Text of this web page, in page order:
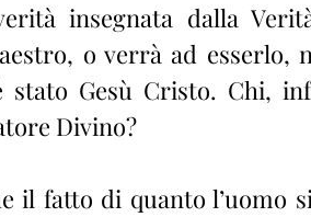
insegnata dalla
o verrà ad esserlo,
stato Gesù Cristo. Chi,
Divino?
il fatto di quanto l’uomo